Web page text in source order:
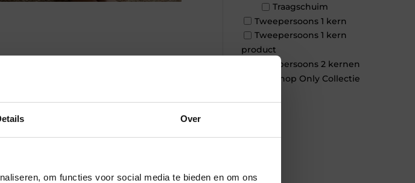
Over
om functies voor social media te bieden en om ons
Traagschuim
Tweepersoons 1 kern
Tweepersoons 1 kern
product
Tweepersoons 2 kernen
Webshop Only Collectie